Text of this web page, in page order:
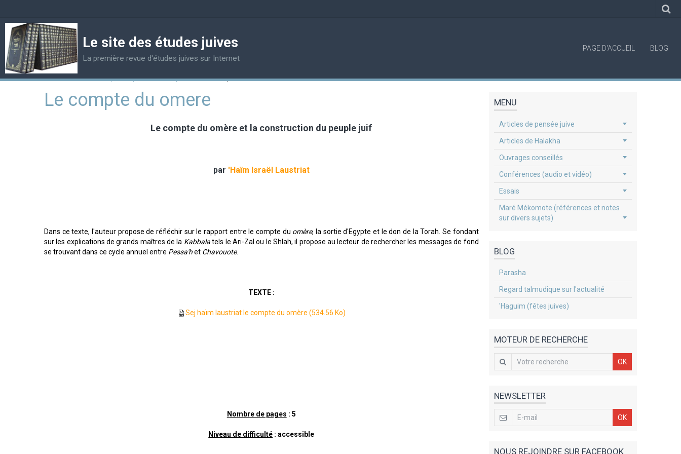
Le site des études juives
La première revue d'études juives sur Internet
PAGE D'ACCUEIL BLOG
Accueil Articles de pensée juive Fêtes juives Le compte du omere
Le compte du omere
Le compte du omère et la construction du peuple juif
par 'Haïm Israël Laustriat
Dans ce texte, l'auteur propose de réfléchir sur le rapport entre le compte du omère, la sortie d'Egypte et le don de la Torah. Se fondant
sur les explications de grands maîtres de la Kabbalatels le Ari-Zal ou le Shlah, il propose au lecteur de rechercher les messages de fond
se trouvant dans ce cycle annuel entre Pessa'het Chavouote.
TEXTE :
Sej haïm laustriat le compte du omère (534.56 Ko)
Nombre de pages : 5
Niveau de difficulté : accessible
MENU
Articles de pensée juive
Articles de Halakha
Ouvrages conseillés
Conférences (audio et vidéo)
Essais
Maré Mékomote (références et notes
sur divers sujets)
BLOG
Parasha
Regard talmudique sur l'actualité
'Haguim (fêtes juives)
MOTEUR DE RECHERCHE
OK
NEWSLETTER
OK
NOUS REJOINDRE SUR FACEBOOK